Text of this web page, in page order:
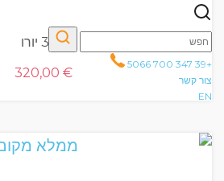
+39 347 700 5066
צור קשר
EN
320 יורו
320,00 €